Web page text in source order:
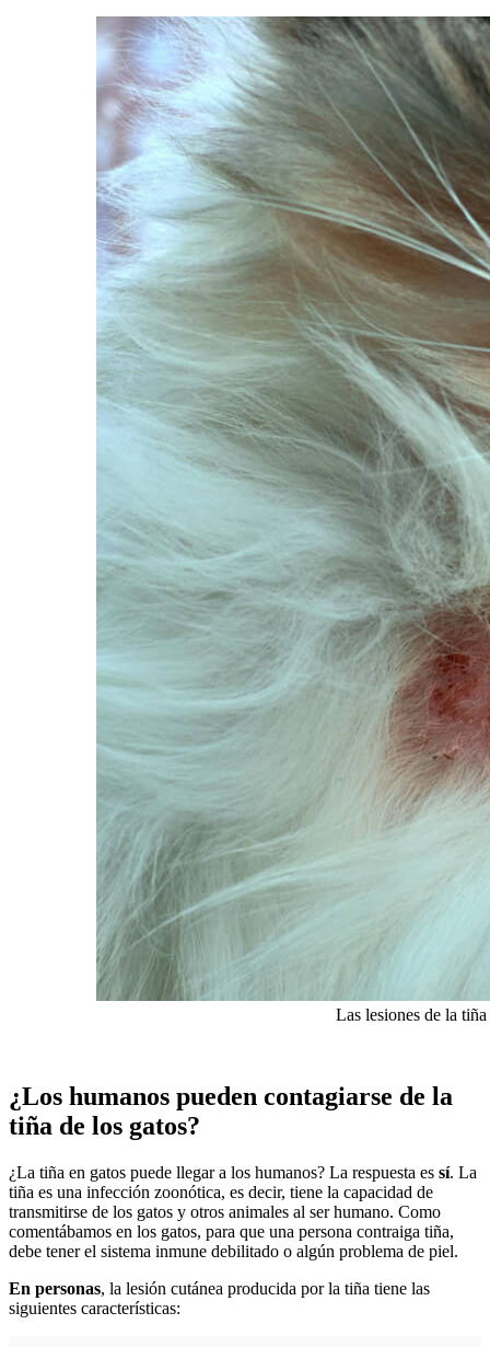
Las lesiones de la
¿Los humanos pueden contagiarse de la
tiña de los gatos?
¿La tiña en gatos puede llegar a los humanos? La respuesta es sí. La
tiña es una infección zoonótica, es decir, tiene la capacidad de
transmitirse de los gatos y otros animales al ser humano. Como
comentábamos en los gatos, para que una persona contraiga tiña,
debe tener el sistema inmune debilitado o algún problema de piel.
En personas, la lesión cutánea producida por la tiña tiene las
siguientes características: